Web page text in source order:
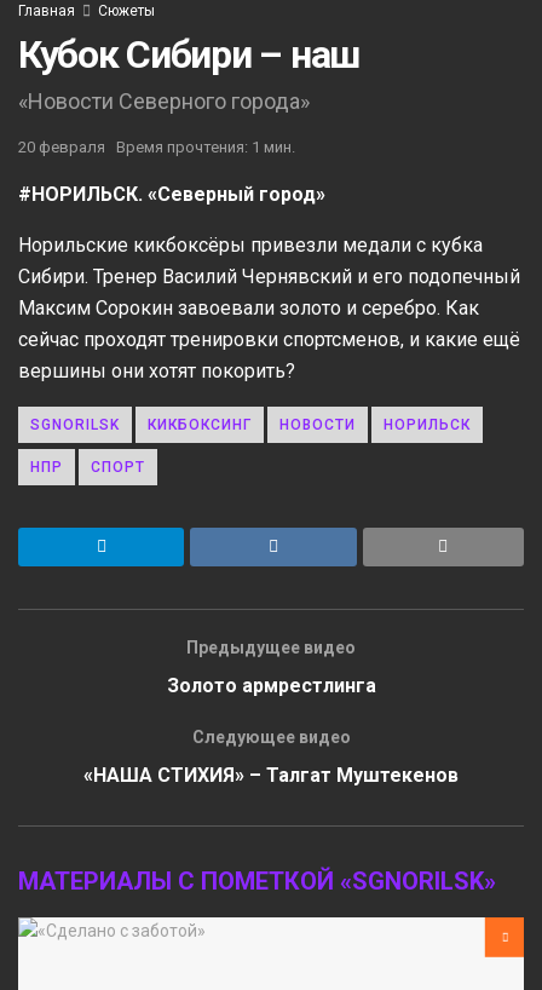
Главная Сюжеты
Кубок Сибири – наш
«Новости Северного города»
20 февраля Время прочтения: 1 мин.
#НОРИЛЬСК. «Северный город»
Норильские кикбоксёры привезли медали с кубка
Сибири. Тренер Василий Чернявский и его подопечный
Максим Сорокин завоевали золото и серебро. Как
сейчас проходят тренировки спортсменов, и какие ещё
вершины они хотят покорить?
SGNORILSK КИКБОКСИНГ НОВОСТИ НОРИЛЬСК
НПР СПОРТ
Предыдущее видео
Золото армрестлинга
Следующее видео
«НАША СТИХИЯ» – Талгат Муштекенов
МАТЕРИАЛЫ С ПОМЕТКОЙ «SGNORILSK»